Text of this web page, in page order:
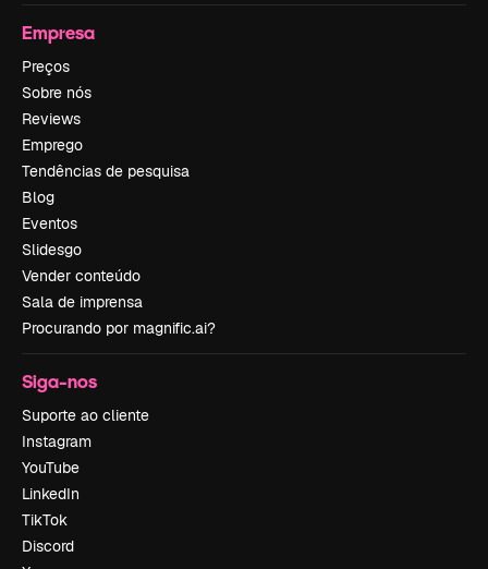
Empresa
Preços
Sobre nós
Reviews
Emprego
Tendências de pesquisa
Blog
Eventos
Slidesgo
Vender conteúdo
Sala de imprensa
Procurando por magnific.ai?
Siga-nos
Suporte ao cliente
Instagram
YouTube
LinkedIn
TikTok
Discord